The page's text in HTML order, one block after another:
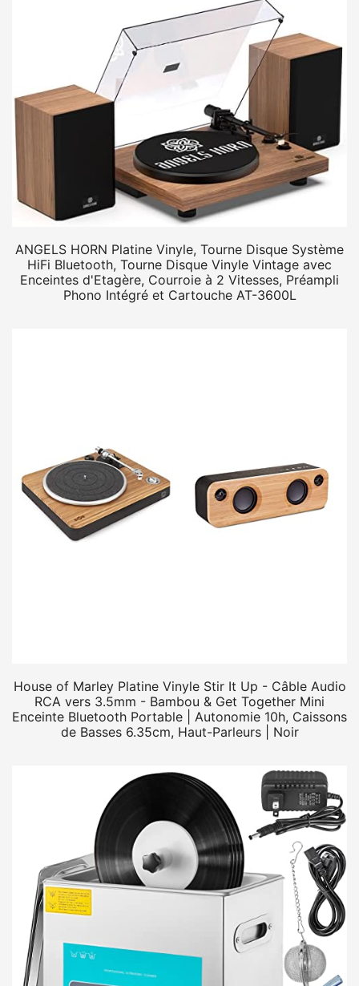
ANGELS HORN Platine Vinyle, Tourne Disque Système
HiFi Bluetooth, Tourne Disque Vinyle Vintage avec
Enceintes d'Etagère, Courroie à 2 Vitesses, Préampli
Phono Intégré et Cartouche AT-3600L
House of Marley Platine Vinyle Stir It Up - Câble Audio
RCA vers 3.5mm - Bambou & Get Together Mini
Enceinte Bluetooth Portable | Autonomie 10h, Caissons
de Basses 6.35cm, Haut-Parleurs | Noir